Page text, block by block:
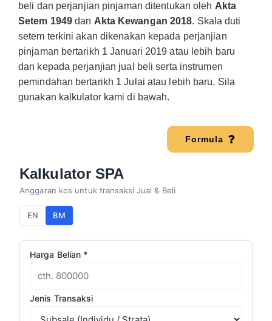
beli dan perjanjian pinjaman ditentukan oleh Akta
Setem 1949 dan Akta Kewangan 2018. Skala duti
setem terkini akan dikenakan kepada perjanjian
pinjaman bertarikh 1 Januari 2019 atau lebih baru
dan kepada perjanjian jual beli serta instrumen
pemindahan bertarikh 1 Julai atau lebih baru. Sila
gunakan kalkulator kami di bawah.
Formula
Kalkulator SPA
Anggaran kos untuk transaksi Jual & Beli
EN BM
Harga Belian *
Jenis Transaksi